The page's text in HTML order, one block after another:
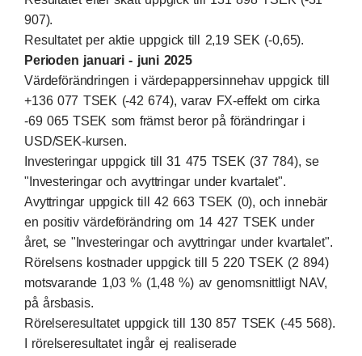
907).
Resultatet per aktie uppgick till 2,19 SEK (-0,65).
Perioden januari - juni 2025
Värdeförändringen i värdepappersinnehav uppgick till
+136 077 TSEK (-42 674), varav FX-effekt om cirka
-69 065 TSEK som främst beror på förändringar i
USD/SEK-kursen.
Investeringar uppgick till 31 475 TSEK (37 784), se
"Investeringar och avyttringar under kvartalet".
Avyttringar uppgick till 42 663 TSEK (0), och innebär
en positiv värdeförändring om 14 427 TSEK under
året, se "Investeringar och avyttringar under kvartalet".
Rörelsens kostnader uppgick till 5 220 TSEK (2 894)
motsvarande 1,03 % (1,48 %) av genomsnittligt NAV,
på årsbasis.
Rörelseresultatet uppgick till 130 857 TSEK (-45 568).
I rörelseresultatet ingår ej realiserade